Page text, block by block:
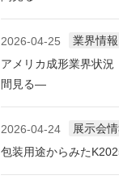
2026-04-25
業界情報
アメリカ成形業界状
間見る―
2026-04-24
展示会
包装用途からみた